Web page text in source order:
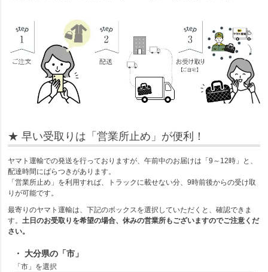
★ 早い受取りは「営業所止め」が便利！
ヤマト運輸での発送を行っておりますが、午前中のお届けは「9～12時」と、
配達時間にばらつきがあります。
「営業所止め」を利用すれば、トラックに載せない分、9時前後からの受け取
りが可能です。
最寄りのヤマト運輸は、下記のボックスを選択していただくと、確認できま
す。土日のお受取りを希望の場合、休みの営業所もございますのでご注意くだ
さい。
・ 大分県の「市」
「市」を選択